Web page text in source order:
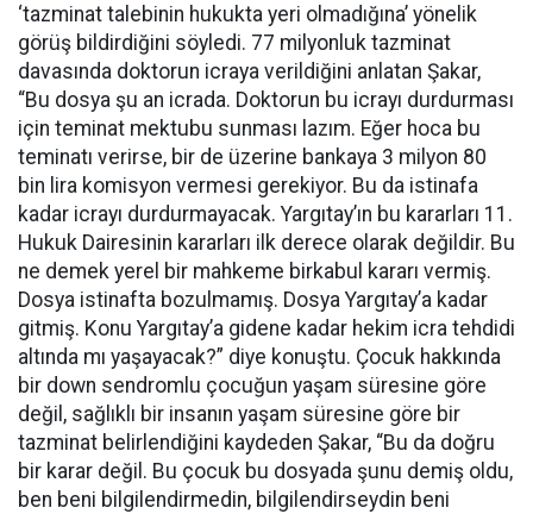
‘tazminat talebinin hukukta yeri olmadığına’ yönelik
görüş bildirdiğini söyledi. 77 milyonluk tazminat
davasında doktorun icraya verildiğini anlatan Şakar,
“Bu dosya şu an icrada. Doktorun bu icrayı durdurması
için teminat mektubu sunması lazım. Eğer hoca bu
teminatı verirse, bir de üzerine bankaya 3 milyon 80
bin lira komisyon vermesi gerekiyor. Bu da istinafa
kadar icrayı durdurmayacak. Yargıtay’ın bu kararları 11.
Hukuk Dairesinin kararları ilk derece olarak değildir. Bu
ne demek yerel bir mahkeme birkabul kararı vermiş.
Dosya istinafta bozulmamış. Dosya Yargıtay’a kadar
gitmiş. Konu Yargıtay’a gidene kadar hekim icra tehdidi
altında mı yaşayacak?” diye konuştu. Çocuk hakkında
bir down sendromlu çocuğun yaşam süresine göre
değil, sağlıklı bir insanın yaşam süresine göre bir
tazminat belirlendiğini kaydeden Şakar, “Bu da doğru
bir karar değil. Bu çocuk bu dosyada şunu demiş oldu,
ben beni bilgilendirmedin, bilgilendirseydin beni